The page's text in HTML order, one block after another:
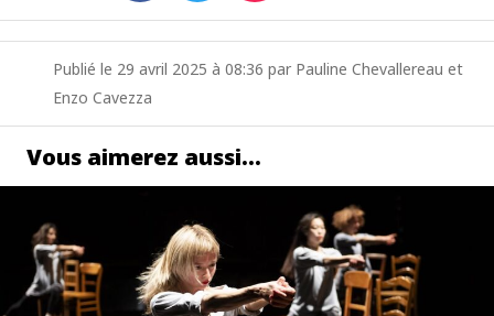
Publié le 29 avril 2025 à 08:36 par Pauline Chevallereau et
Enzo Cavezza
Vous aimerez aussi…